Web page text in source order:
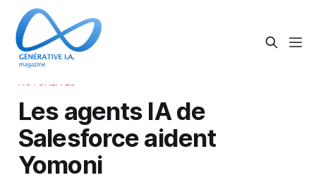
Les agents IA de
Salesforce aident
Yomoni